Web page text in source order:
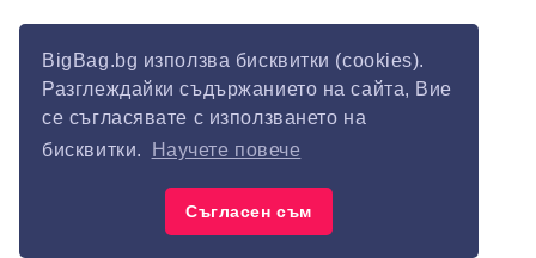
BigBag.bg използва бисквитки (cookies).
Разглеждайки съдържанието на сайта, Вие
се съгласявате с използването на
бисквитки.
Научете повече
Съгласен съм